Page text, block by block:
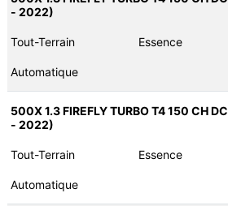
- 2022)
Tout-Terrain Essence
Automatique
500X 1.3 FIREFLY TURBO T4 150 CH
- 2022)
Tout-Terrain Essence
Automatique